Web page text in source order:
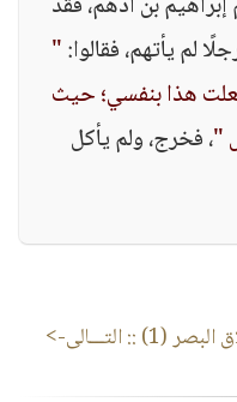
لم يأتهم، فقالوا:"
هذا بنفسي؛ حيث
"، فخرج، ولم يأكل
البصر (1) :: التـــالى->